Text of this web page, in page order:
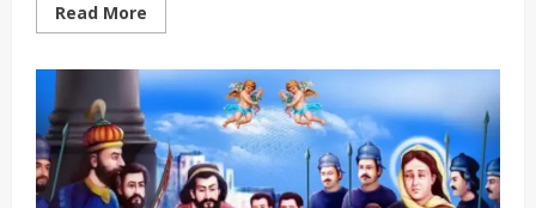
Read More
more
സെന്റ്
മേരീസ്
പള്ളിയുടെ
പ്ലാറ്റിനം
ജൂബിലി
ആഘോഷങ്ങൾക്ക്
പ്രൗഢോജ്വല
തുടക്കം